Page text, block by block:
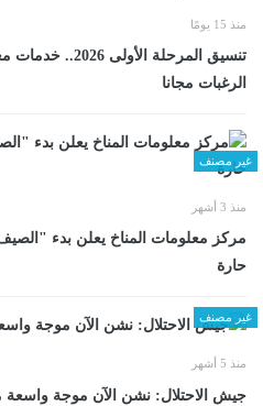
منذ 15 يومًا
تنسيق المرحلة
الرغبات مجانا
غير مصنف
منذ 3 أشهر
مركز معلومات المناخ يعلن بدء
حارة
غير مصنف
منذ 5 أشهر
جيش الاحتلال: نشن الآن موجة